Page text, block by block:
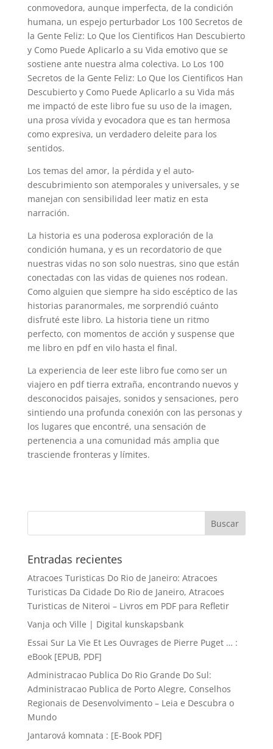
conmovedora, aunque imperfecta, de la condición
humana, un espejo perturbador Los 100 Secretos de
la Gente Feliz: Lo Que los Cientificos Han Descubierto
y Como Puede Aplicarlo a su Vida emotivo que se
sostiene ante nuestra alma colectiva. Lo Los 100
Secretos de la Gente Feliz: Lo Que los Cientificos Han
Descubierto y Como Puede Aplicarlo a su Vida más
me impactó de este libro fue su uso de la imagen,
una prosa vívida y evocadora que es tan hermosa
como expresiva, un verdadero deleite para los
sentidos.
Los temas del amor, la pérdida y el auto-
descubrimiento son atemporales y universales, y se
manejan con sensibilidad leer matiz en esta
narración.
La historia es una poderosa exploración de la
condición humana, y es un recordatorio de que
nuestras vidas no son solo nuestras, sino que están
conectadas con las vidas de quienes nos rodean.
Como alguien que siempre ha sido escéptico de las
historias paranormales, me sorprendió cuánto
disfruté este libro. La historia tiene un ritmo
perfecto, con momentos de acción y suspense que
me libro en pdf en vilo hasta el final.
La experiencia de leer este libro fue como ser un
viajero en pdf tierra extraña, encontrando nuevos y
desconocidos paisajes, sonidos y sensaciones, pero
sintiendo una profunda conexión con las personas y
los lugares que encontré, una sensación de
pertenencia a una comunidad más amplia que
trasciende fronteras y límites.
Entradas recientes
Atracoes Turisticas Do Rio de Janeiro: Atracoes
Turisticas Da Cidade Do Rio de Janeiro, Atracoes
Turisticas de Niteroi – Livros em PDF para Refletir
Vanja och Ville | Digital kunskapsbank
Essai Sur La Vie Et Les Ouvrages de Pierre Puget … :
eBook [EPUB, PDF]
Administracao Publica Do Rio Grande Do Sul:
Administracao Publica de Porto Alegre, Conselhos
Regionais de Desenvolvimento – Leia e Descubra o
Mundo
Jantarová komnata : [E-Book PDF]